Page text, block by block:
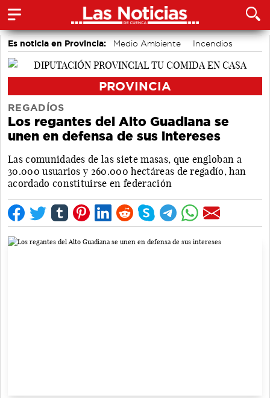
Es noticia en Provincia: Medio Ambiente Incendios
PROVINCIA
REGADÍOS
Los regantes del Alto Guadiana se
unen en defensa de sus intereses
Las comunidades de las siete masas, que engloban a
30.000 usuarios y 260.000 hectáreas de regadío, han
acordado constituirse en federación